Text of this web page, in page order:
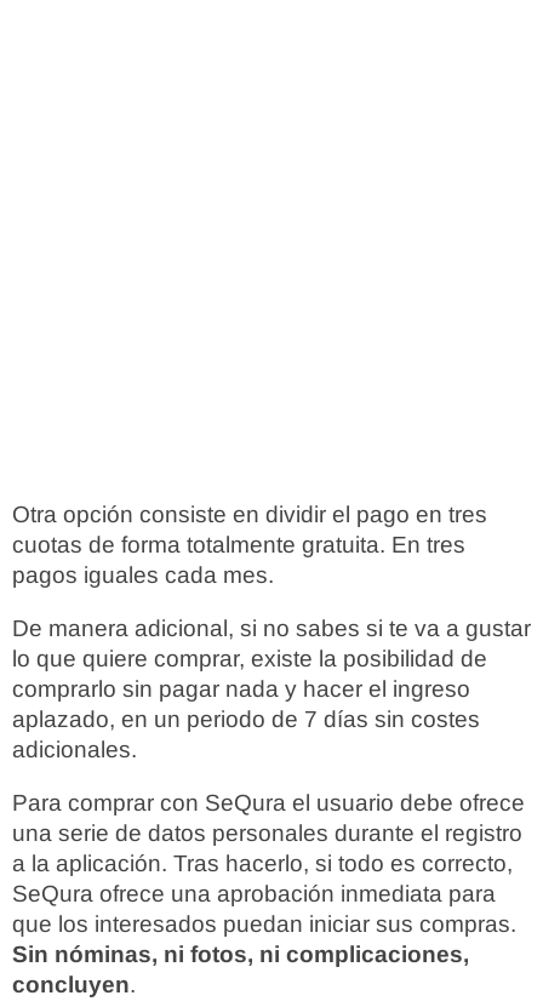
Otra opción consiste en dividir el pago en tres
cuotas de forma totalmente gratuita. En tres
pagos iguales cada mes.
De manera adicional, si no sabes si te va a gustar
lo que quiere comprar, existe la posibilidad de
comprarlo sin pagar nada y hacer el ingreso
aplazado, en un periodo de 7 días sin costes
adicionales.
Para comprar con SeQura el usuario debe ofrece
una serie de datos personales durante el registro
a la aplicación. Tras hacerlo, si todo es correcto,
SeQura ofrece una aprobación inmediata para
que los interesados puedan iniciar sus compras.
Sin nóminas, ni fotos, ni complicaciones,
concluyen.